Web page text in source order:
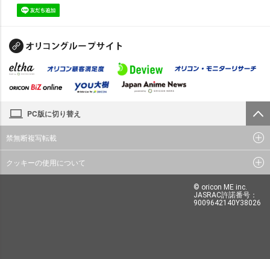
PC版に切り替え
禁無断複写転載
クッキーの使用について
© oricon ME inc.
JASRAC許諾番号：
9009642140Y38026